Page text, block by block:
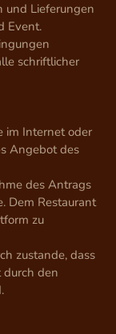
und Lieferungen
Event.
schriftlicher
im Internet oder
Angebot des
des Antrags
Dem Restaurant
zu
zustande, dass
den